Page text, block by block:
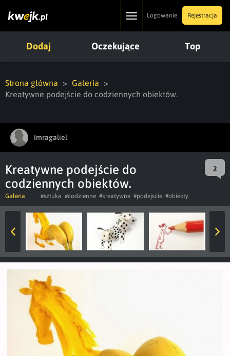
ToggleLogowanie Rejestracja
Dodaj Oczekujące Top
Strona główna
Galeria
Kreatywne podejście do codziennych obiektów.
Imragaliel
Kreatywne podejście do
codziennych obiektów.
2
Galeria #sztuka #codzienne #kreatywne #podejscie #obiekty